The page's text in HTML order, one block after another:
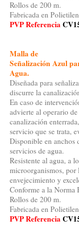
Rollos de 200 m.
Fabricada en
PVP Referencia
Malla de
Señalización Azul
Agua.
Diseñada para
discurre la
En caso de
advierte al operario
canalización
servicio que se trata,
Disponible en anchos
servicios de agua.
Resistente al agua, a
microorganismos, por
envejecimiento y
Conforme a la Norma
Rollos de 200 m.
Fabricada en
PVP Referencia